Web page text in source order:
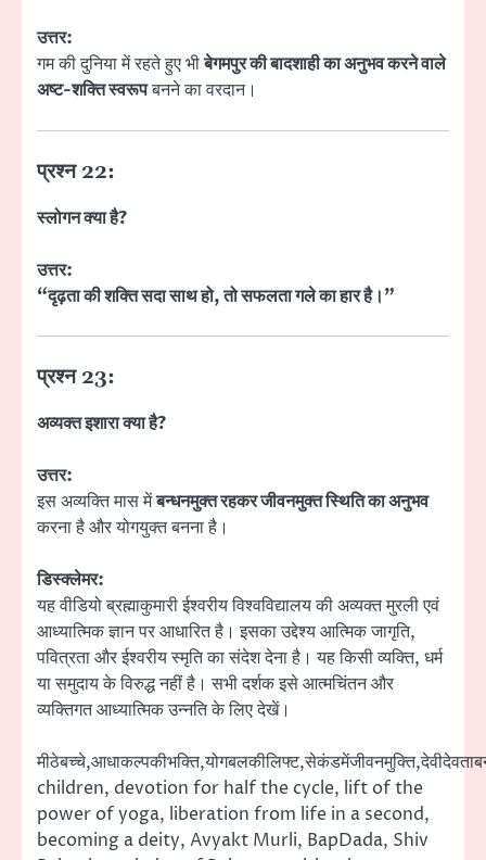
उत्तर:
गम की दुनिया में रहते हुए भीबेगमपुर की बादशाही का अनुभव करने वाले
अष्ट-शक्ति स्वरूपबनने का वरदान।
प्रश्न 22:
स्लोगन क्या है?
उत्तर:
“दृढ़ता की शक्ति सदा साथ हो, तो सफलता गले का हार है।”
प्रश्न 23:
अव्यक्त इशारा क्या है?
उत्तर:
इस अव्यक्ति मास मेंबन्धनमुक्त रहकर जीवनमुक्त स्थिति का अनुभव
करना है और योगयुक्त बनना है।
डिस्क्लेमर:
यह वीडियो ब्रह्माकुमारी ईश्वरीय विश्वविद्यालय की अव्यक्त मुरली एवं
आध्यात्मिक ज्ञान पर आधारित है। इसका उद्देश्य आत्मिक जागृति,
पवित्रता और ईश्वरीय स्मृति का संदेश देना है। यह किसी व्यक्ति, धर्म
या समुदाय के विरुद्ध नहीं है। सभी दर्शक इसे आत्मचिंतन और
व्यक्तिगत आध्यात्मिक उन्नति के लिए देखें।
children, devotion for half the cycle, lift of the
power of yoga, liberation from life in a second,
becoming a deity, Avyakt Murli, BapDada, Shiv